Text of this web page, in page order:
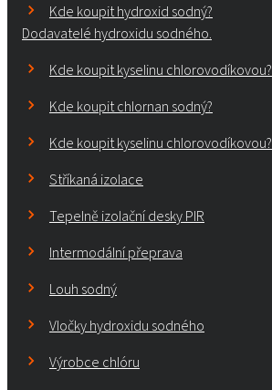
Kde koupit hydroxid sodný?
Dodavatelé hydroxidu sodného.
Kde koupit kyselinu chlorovodíkovou?
Kde koupit chlornan sodný?
Kde koupit kyselinu chlorovodíkovou?
Stříkaná izolace
Tepelně izolační desky PIR
Intermodální přeprava
Louh sodný
Vločky hydroxidu sodného
Výrobce chlóru